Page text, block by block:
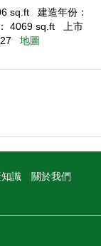
sq.ft
建造年份：
4069 sq.ft
上市
地圖
知識
關於我們